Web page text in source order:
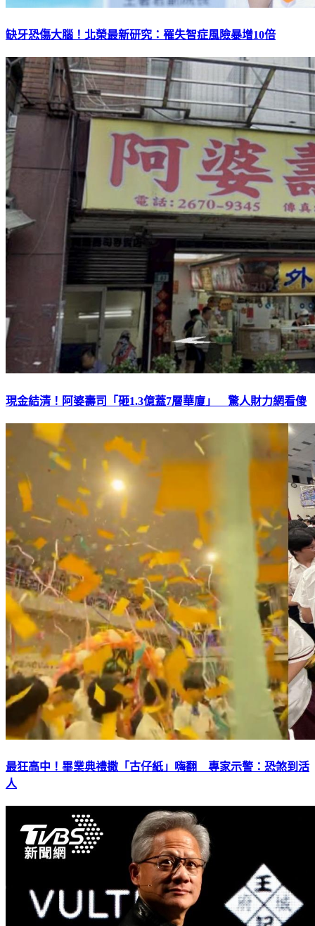
缺牙恐傷大腦！北榮最新研究：罹失智症風險暴增10倍
現金結清！阿婆壽司「砸1.3億蓋7層華廈」 驚人財力網看傻
最狂高中！畢業典禮撒「古仔紙」嗨翻 專家示警：恐煞到活
人